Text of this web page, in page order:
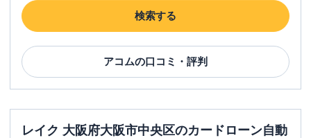
検索する
アコムの口コミ・評判
レイク 大阪府大阪市中央区のカードローン自動